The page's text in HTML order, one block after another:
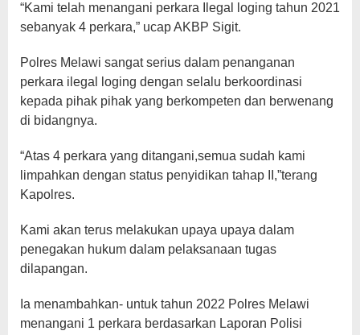
“Kami telah menangani perkara Ilegal loging tahun 2021
sebanyak 4 perkara,” ucap AKBP Sigit.
Polres Melawi sangat serius dalam penanganan
perkara ilegal loging dengan selalu berkoordinasi
kepada pihak pihak yang berkompeten dan berwenang
di bidangnya.
“Atas 4 perkara yang ditangani,semua sudah kami
limpahkan dengan status penyidikan tahap II,”terang
Kapolres.
Kami akan terus melakukan upaya upaya dalam
penegakan hukum dalam pelaksanaan tugas
dilapangan.
Ia menambahkan- untuk tahun 2022 Polres Melawi
menangani 1 perkara berdasarkan Laporan Polisi